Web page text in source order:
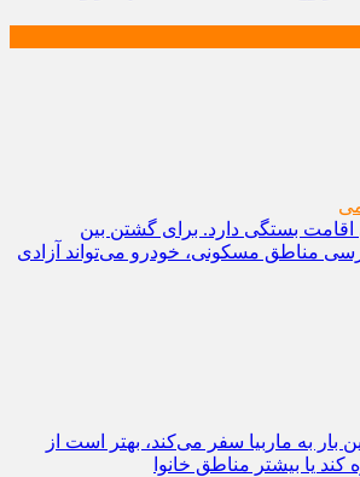
بستگی دارد. برای گشتن بین
مناطق مسکونی، خودرو می‌تواند آزادی
بار به ماربیا سفر می‌کند، بهتر است از
کند یا بیشتر مناطق خانوا